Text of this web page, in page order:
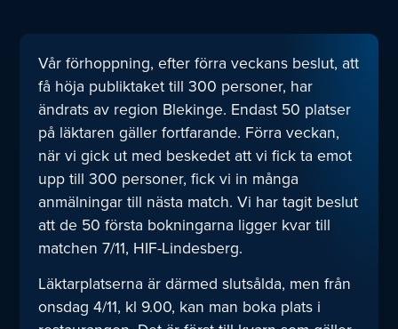
Vår förhoppning, efter förra veckans beslut, att
få höja publiktaket till 300 personer, har
ändrats av region Blekinge. Endast 50 platser
på läktaren gäller fortfarande. Förra veckan,
när vi gick ut med beskedet att vi fick ta emot
upp till 300 personer, fick vi in många
anmälningar till nästa match. Vi har tagit beslut
att de 50 första bokningarna ligger kvar till
matchen 7/11, HIF-Lindesberg.
Läktarplatserna är därmed slutsålda, men från
onsdag 4/11, kl 9.00, kan man boka plats i